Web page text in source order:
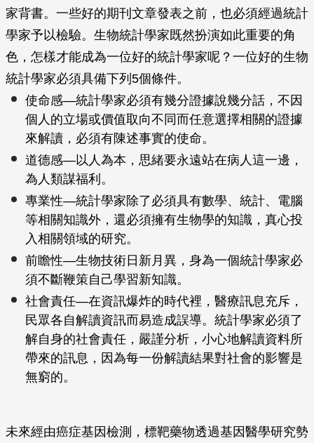
家背書。一些好的期刊文章發表之前，也必須經過統計
學家予以檢驗。生物統計學家既然扮演如此重要的角
色，怎樣才能成為一位好的統計學家呢？一位好的生物
統計學家必須具備下列5個條件。
使命感—統計學家必須有幾分證據說幾分話，不因
個人的立場或價值取向不同而任意選擇相關的證據
來解讀，必須有陳述事實的使命。
道德感—以人為本，思緒要永遠站在病人這一邊，
為人類謀福利。
專業性—統計學家除了必須具有數學、統計、電腦
等相關知識外，還必須擁有生物學的知識，真心投
入相關領域的研究。
前瞻性—生物技術日新月異，身為一個統計學家必
須不斷鞭策自己學習新知識。
社會責任—在資訊爆炸的時代裡，醫療訊息充斥，
民眾各自解讀資訊而易造成誤導。統計學家必須了
解自身的社會責任，嚴謹分析，小心地解讀資料所
帶來的訊息，因為每一份解讀結果對社會的影響是
無窮的。
未來經由癌症基因檢測，標靶藥物透過基因醫學研究勢